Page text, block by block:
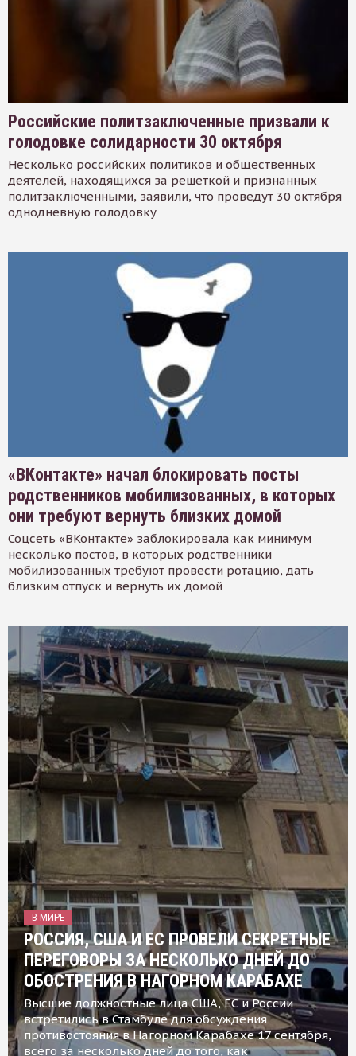
Российские политзаключенные призвали к
голодовке солидарности 30 октября
Несколько российских политиков и общественных
деятелей, находящихся за решеткой и признанных
политзаключенными, заявили, что проведут 30 октября
однодневную голодовку
«ВКонтакте» начал блокировать посты
родственников мобилизованных, в которых
они требуют вернуть близких домой
Соцсеть «ВКонтакте» заблокировала как минимум
несколько постов, в которых родственники
мобилизованных требуют провести ротацию, дать
близким отпуск и вернуть их домой
В МИРЕ
РОССИЯ, США И ЕС ПРОВЕЛИ СЕКРЕТНЫЕ
ПЕРЕГОВОРЫ ЗА НЕСКОЛЬКО ДНЕЙ ДО
ОБОСТРЕНИЯ В НАГОРНОМ КАРАБАХЕ
Высшие должностные лица США, ЕС и России
встретились в Стамбуле для обсуждения
противостояния в Нагорном Карабахе 17 сентября,
всего за несколько дней до того, как